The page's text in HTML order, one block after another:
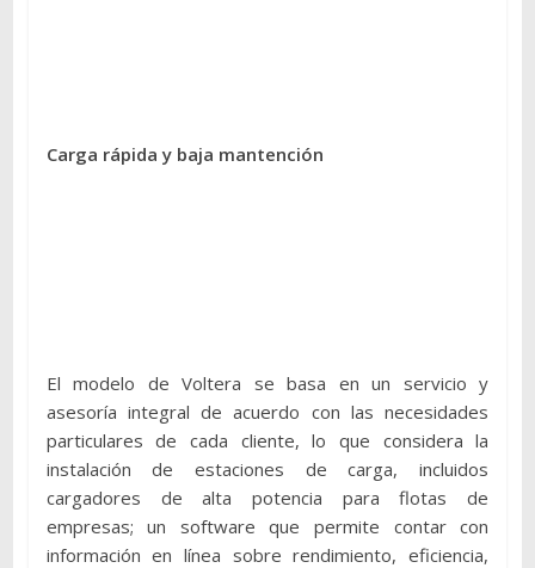
Carga rápida y baja mantención
El modelo de Voltera se basa en un servicio y
asesoría integral de acuerdo con las necesidades
particulares de cada cliente, lo que considera la
instalación de estaciones de carga, incluidos
cargadores de alta potencia para flotas de
empresas; un software que permite contar con
información en línea sobre rendimiento, eficiencia,